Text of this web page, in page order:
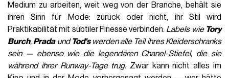
Medium zu arbeiten, weit weg von der Branche, behält sie
ihren Sinn für Mode: zurück oder nicht, ihr Stil wird
Praktikabilität mit subtiler Finesse verbinden. Labels wie Tory
Burch,PradaundTod'swerden alle Teil ihres Kleiderschranks
sein — ebenso wie die legendären Chanel-Stiefel, die sie
während ihrer Runway-Tage trug. Zwar kann nicht alles im